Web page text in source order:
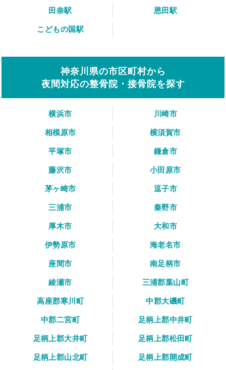
田奈駅
恩田駅
こどもの国駅
神奈川県の市区町村から
夜間対応の整骨院・接骨院を探す
横浜市
川崎市
相模原市
横須賀市
平塚市
鎌倉市
藤沢市
小田原市
茅ヶ崎市
逗子市
三浦市
秦野市
厚木市
大和市
伊勢原市
海老名市
座間市
南足柄市
綾瀬市
三浦郡葉山町
高座郡寒川町
中郡大磯町
中郡二宮町
足柄上郡中井町
足柄上郡大井町
足柄上郡松田町
足柄上郡山北町
足柄上郡開成町